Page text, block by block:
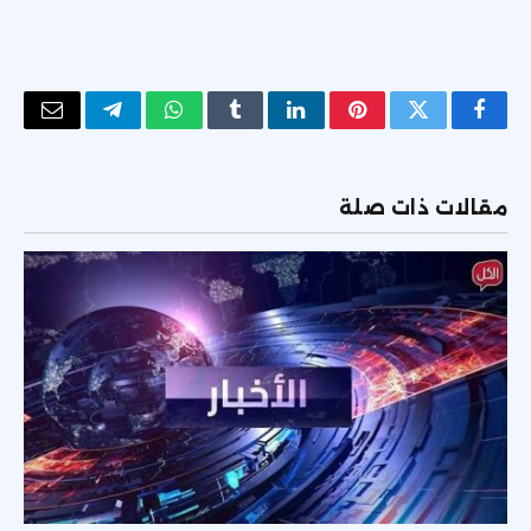
فيسبوكتويتر بينتيريستلينكدإنTumblrواتسابتيلقرامالبريد
مقالات ذات صلة